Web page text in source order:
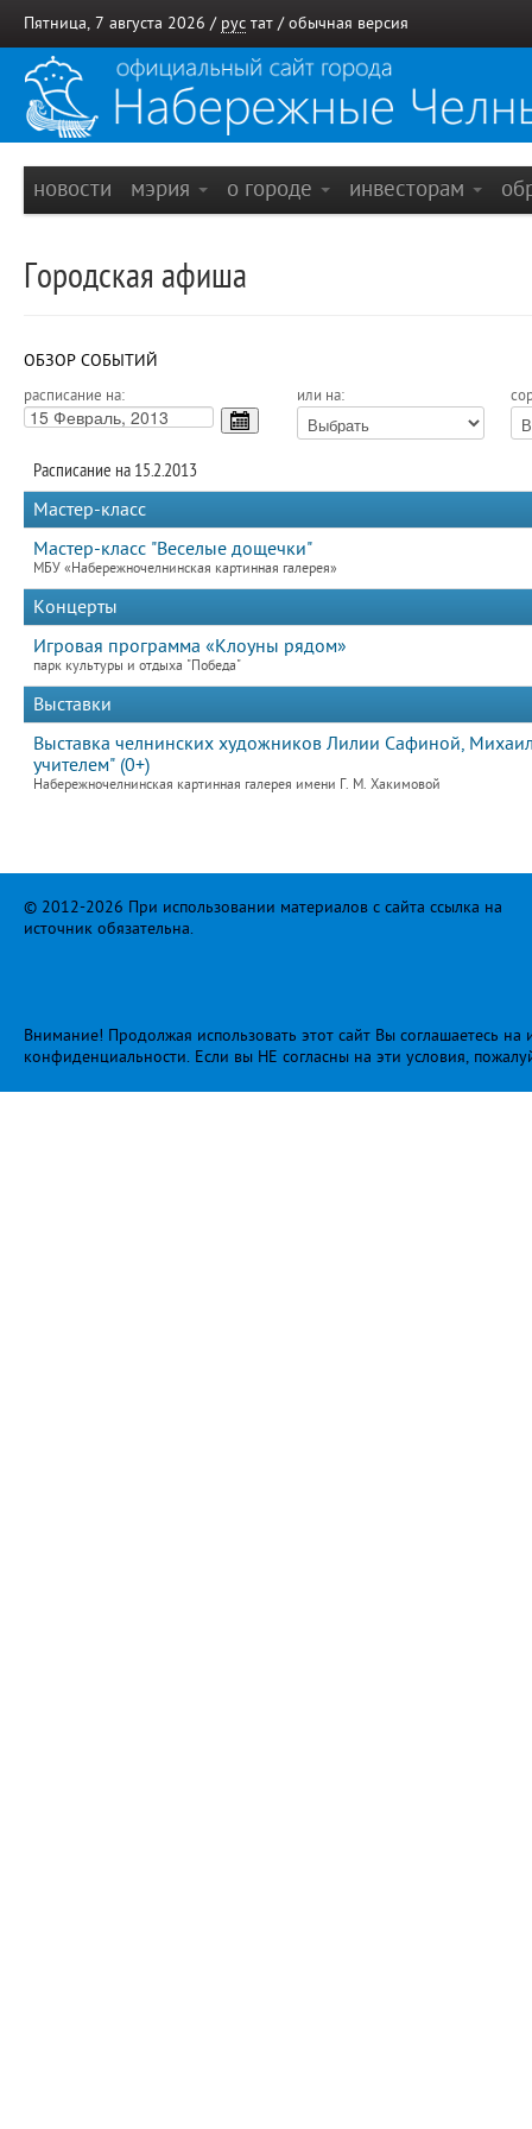
Пятница, 7 августа 2026 / рус тат / обычная версия
новости мэрия о городе инвесторам
Городская афиша
ОБЗОР СОБЫТИЙ
расписание на: или на:
Расписание на 15.2.2013
Мастер-класс
Мастер-класс "Веселые дощечки"
МБУ «Набережночелнинская картинная галерея»
Концерты
Игровая программа «Клоуны рядом»
парк культуры и отдыха "Победа"
Выставки
Выставка челнинских художников Лилии Сафиной,
учителем" (0+)
Набережночелнинская картинная галерея имени Г. М. Хакимовой
© 2012-2026 При использовании материалов с сайта ссылка на
источник обязательна.
Внимание! Продолжая использовать этот сайт Вы соглашаетесь
конфиденциальности. Если вы НЕ согласны на эти условия,